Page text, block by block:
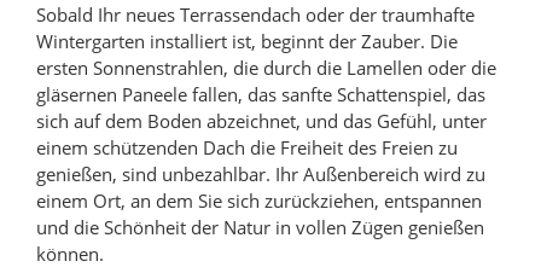
Sobald Ihr neues Terrassendach oder der traumhafte
Wintergarten installiert ist, beginnt der Zauber. Die
ersten Sonnenstrahlen, die durch die Lamellen oder die
gläsernen Paneele fallen, das sanfte Schattenspiel, das
sich auf dem Boden abzeichnet, und das Gefühl, unter
einem schützenden Dach die Freiheit des Freien zu
genießen, sind unbezahlbar. Ihr Außenbereich wird zu
einem Ort, an dem Sie sich zurückziehen, entspannen
und die Schönheit der Natur in vollen Zügen genießen
können.